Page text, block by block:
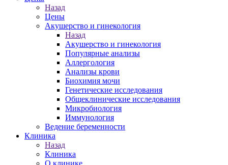
Назад
Цены
Акушерство и гинекология
Назад
Акушерство и гинекология
Популярные анализы
Аллергология
Анализы крови
Биохимия мочи
Генетические исследования
Общеклинические исследования
Микробиология
Иммунология
Ведение беременности
Клиника
Назад
Клиника
О клинике